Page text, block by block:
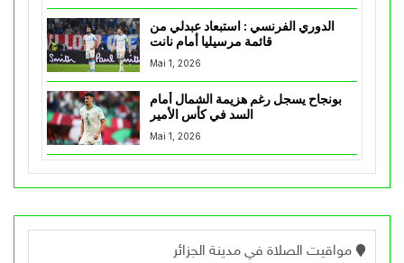
الدوري الفرنسي : استبعاد عبدلي من
قائمة مرسيليا أمام نانت
Mai 1, 2026
بونجاح يسجل رغم هزيمة الشمال أمام
السد في كأس الأمير
Mai 1, 2026